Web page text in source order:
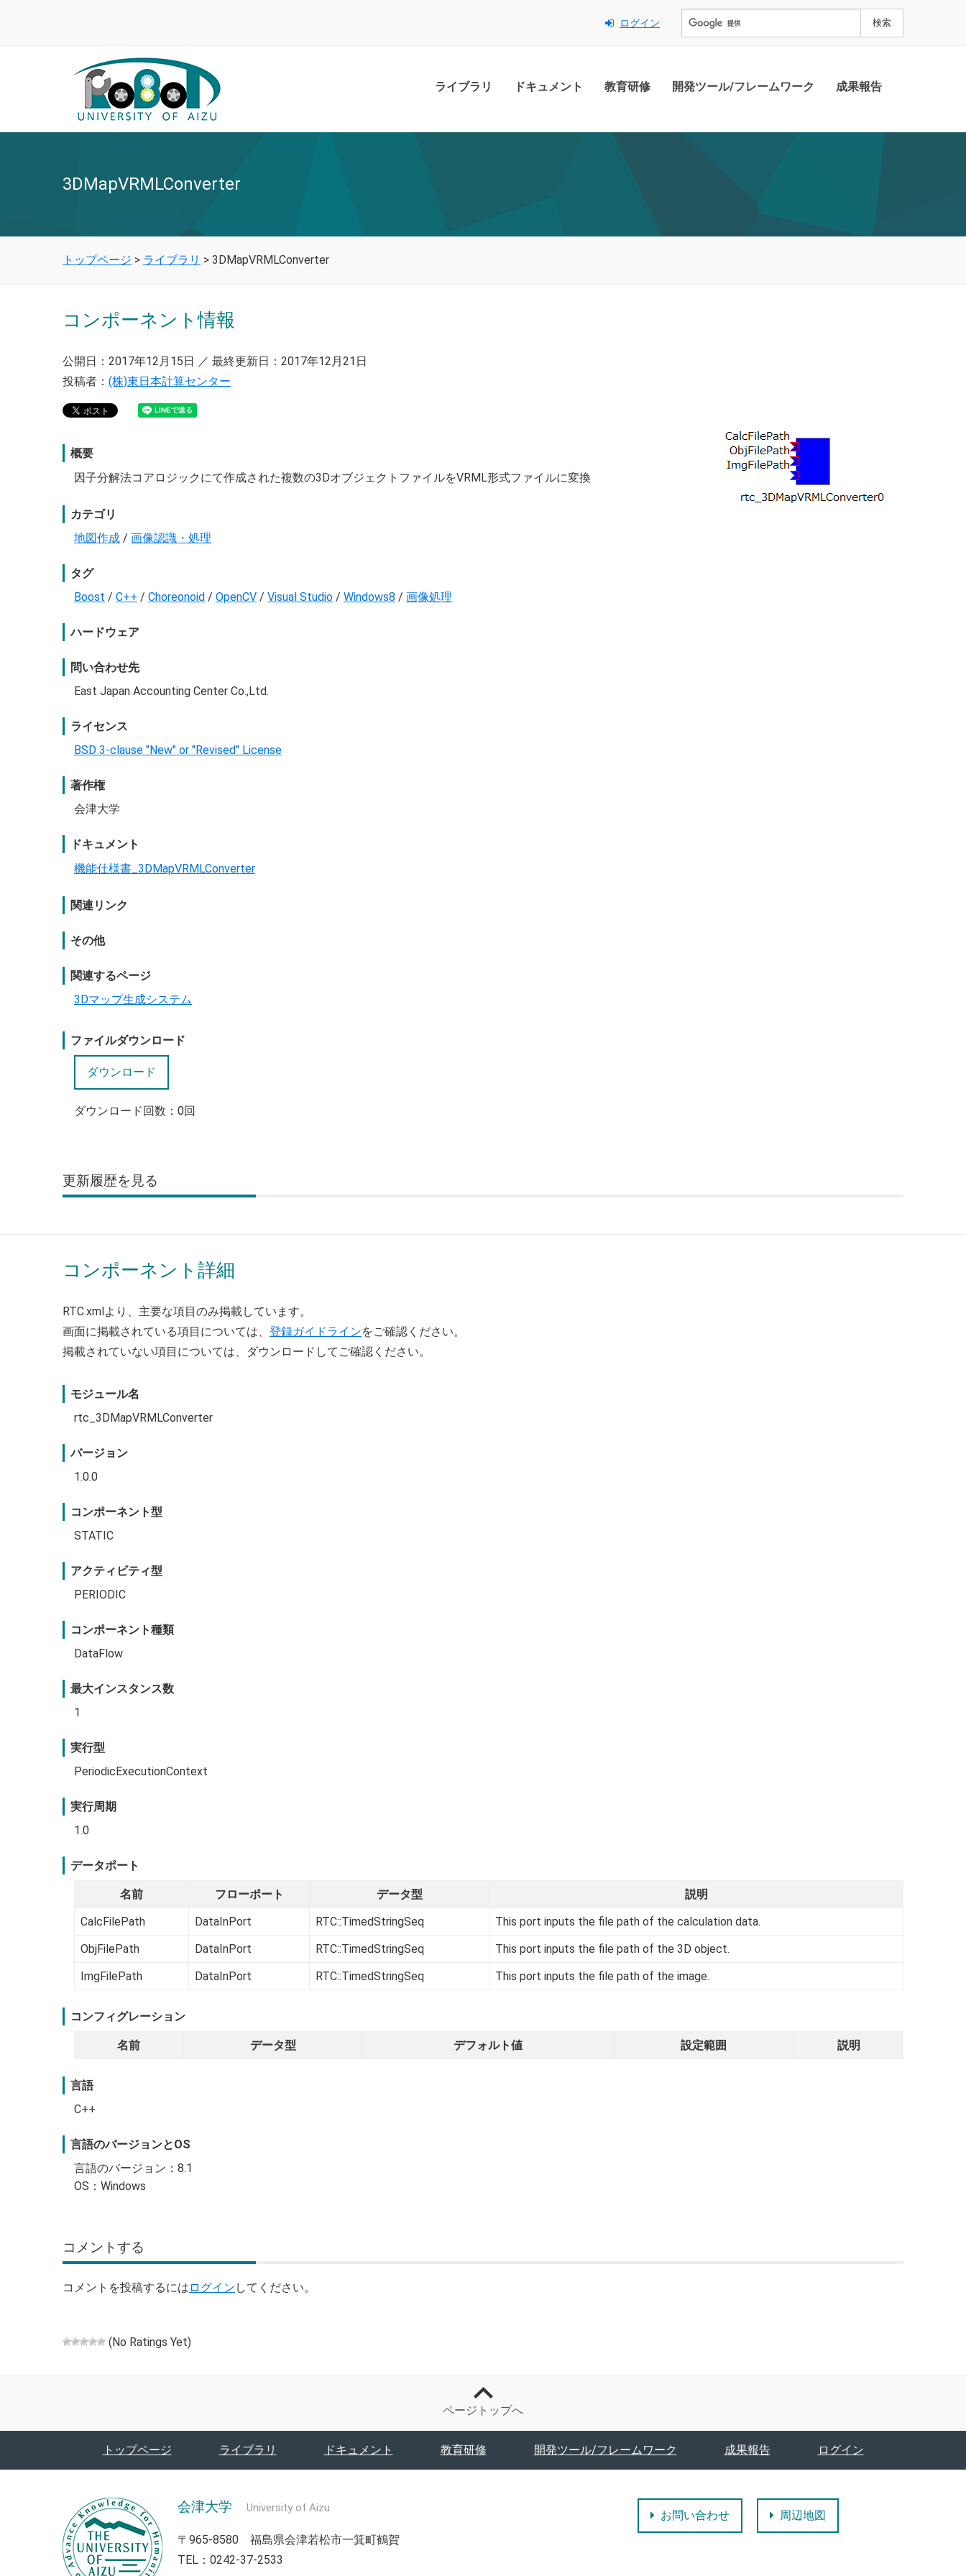
ログイン
ライブラリ ドキュメント 教育研修 開発ツール/フレームワーク 成果報告
3DMapVRMLConverter
トップページ > ライブラリ > 3DMapVRMLConverter
コンポーネント情報
公開日：2017年12月15日 ／ 最終更新日：2017年12月21日
投稿者： (株)東日本計算センター
概要
因子分解法コアロジックにて作成された複数の3DオブジェクトファイルをVRML形式ファイルに変換
カテゴリ
地図作成 / 画像認識・処理
タグ
Boost / C++ / Choreonoid / OpenCV / Visual Studio / Windows8 / 画像処理
ハードウェア
問い合わせ先
East Japan Accounting Center Co.,Ltd.
ライセンス
BSD 3-clause "New" or "Revised" License
著作権
会津大学
ドキュメント
機能仕様書_3DMapVRMLConverter
関連リンク
その他
関連するページ
3Dマップ生成システム
ファイルダウンロード
ダウンロード回数： 0回
更新履歴
コンポーネント詳細
RTC.xmlより、主要な項目のみ掲載しています。
画面に掲載されている項目については、 登録ガイドラインをご確認ください。
掲載されていない項目については、ダウンロードしてご確認ください。
モジュール名
rtc_3DMapVRMLConverter
バージョン
1.0.0
コンポーネント型
STATIC
アクティビティ型
PERIODIC
コンポーネント種類
DataFlow
最大インスタンス数
1
実行型
PeriodicExecutionContext
実行周期
1.0
データポート
名前 フローポート データ型
説明
CalcFilePath
DataInPort RTC::TimedStringSeq
This port inputs the file path of the calculation data.
ObjFilePath
DataInPort RTC::TimedStringSeq
This port inputs the file path of the 3D object.
ImgFilePath
DataInPort RTC::TimedStringSeq This port inputs the file path of the image.
コンフィグレーション
名前 データ型 デフォルト値 設定範囲 説明
言語
C++
言語のバージョンとOS
言語のバージョン：8.1
OS：Windows
コメントする
コメントを投稿するには ログイン してください。
(No Ratings Yet)
ページトップへ
トップページ ライブラリ ドキュメント 教育研修 開発ツール/フレームワーク 成果報告 ログイン
会津大学 University of Aizu
〒965-8580 福島県会津若松市一箕町鶴賀
TEL：0242-37-2533
お問い合わせ 周辺地図